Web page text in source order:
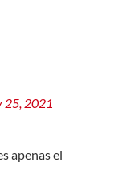
25, 2021
apenas el